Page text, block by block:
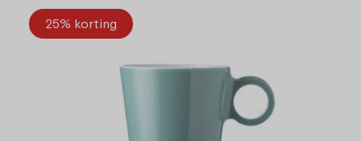
25% korting